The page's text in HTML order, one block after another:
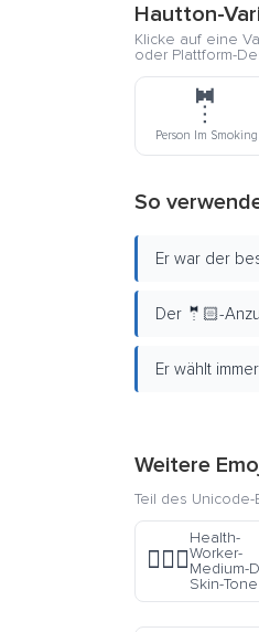
Hautton-
Klicke auf eine
oder Plattform-
🤵
Person Im Smoking
So
Er war der
Der 🤵🏻-
Er wählt
Weitere
Teil des Unicode-
🧑🏾‍⚕️
Health-
Worker-
Medium-
Skin-Tone